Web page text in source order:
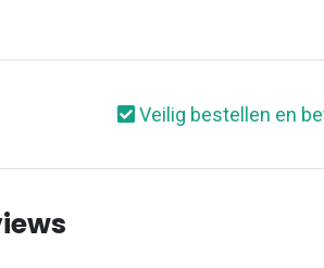
Veilig bestellen en